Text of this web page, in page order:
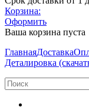
Корзина:
Оформить
Ваша корзина пуста
ГлавнаяДоставка
Деталировка